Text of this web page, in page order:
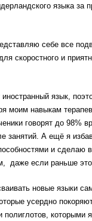
языка за
себе все
скоростного и
иностранный язык,
моим навыкам
говорят до 98%
занятий. А ещё я
и сделаю
даже если раньше это
новые языки
усердно
которыми